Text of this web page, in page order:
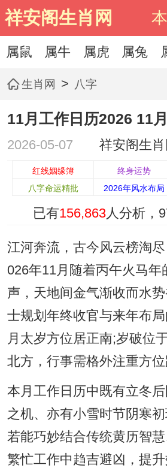
祥安阁生肖网
属鼠 属牛 属虎 属兔
生肖网 > 八字
11月工作日历2026 11
2026-05-07 祥安阁生肖
红线姻缘簿 终身运势
八字命运精批
2026年风水布局
已有156,863人分析，
江河奔流，古今风云榜淘尽
026年11月随着丙午火马年
声，天地间金气渐收而水
士规划年终收官与来年布
月太岁方位居正南;岁破位
北方，行事需格外注重方位
本月工作日历中既有立冬
之机、亦有小雪时节阴寒初
若能巧妙结合传统黄历智
繁忙工作中趋吉避凶，提升